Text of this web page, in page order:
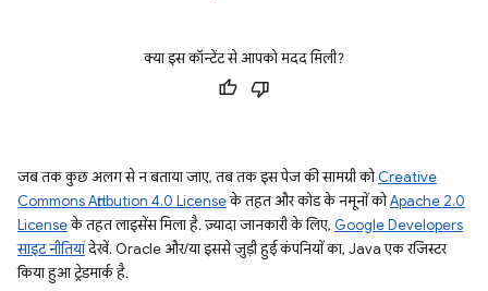
क्या इस कॉन्टेंट से आपको मदद मिली?
जब तक कुछ अलग से न बताया जाए, तब तक इस पेज की सामग्री कोCreative
Commons Attribution 4.0 Licenseके तहत और कोड के नमूनों कोApache 2.0
Licenseके तहत लाइसेंस मिला है. ज़्यादा जानकारी के लिए, Google Developers
साइट नीतियांदेखें. Oracle और/या इससे जुड़ी हुई कंपनियों का, Java एक रजिस्टर
किया हुआ ट्रेडमार्क है.